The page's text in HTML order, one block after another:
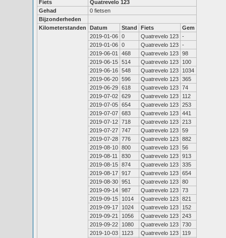
Fiets
Quatrevelo 123
Gehad
0 fietsen
Bijzonderheden
Kilometerstanden
Datum Stand Fiets
Gem
2019-01-06 0 Quatrevelo 123 -
2019-01-06 0 Quatrevelo 123 -
2019-06-01
468 Quatrevelo 123 98
2019-06-15 514 Quatrevelo 123
100
2019-06-16 548 Quatrevelo 123
1034
2019-06-20 596 Quatrevelo 123 365
2019-06-29 618 Quatrevelo 123 74
2019-07-02 629 Quatrevelo 123
112
2019-07-05 654 Quatrevelo 123 253
2019-07-07 683 Quatrevelo 123 441
2019-07-12 718 Quatrevelo 123 213
2019-07-27 747 Quatrevelo 123 59
2019-07-28 776 Quatrevelo 123 882
2019-08-10 800 Quatrevelo 123 56
2019-08-11
830 Quatrevelo 123 913
2019-08-15 874 Quatrevelo 123 335
2019-08-17 917 Quatrevelo 123 654
2019-08-30 951 Quatrevelo 123 80
2019-09-14 987 Quatrevelo 123 73
2019-09-15
1014 Quatrevelo 123 821
2019-09-17
1024 Quatrevelo 123
152
2019-09-21
1056 Quatrevelo 123 243
2019-09-22
1080 Quatrevelo 123 730
2019-10-03
1123 Quatrevelo 123
119